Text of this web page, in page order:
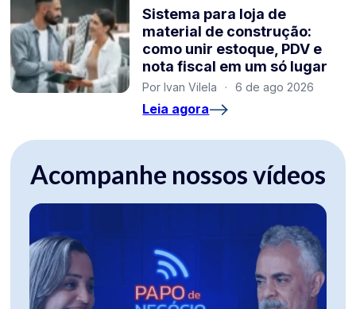
Sistema para loja de
material de construção:
como unir estoque, PDV e
nota fiscal em um só lugar
Por Ivan Vilela · 6 de ago 2026
Leia agora
Acompanhe nossos vídeos